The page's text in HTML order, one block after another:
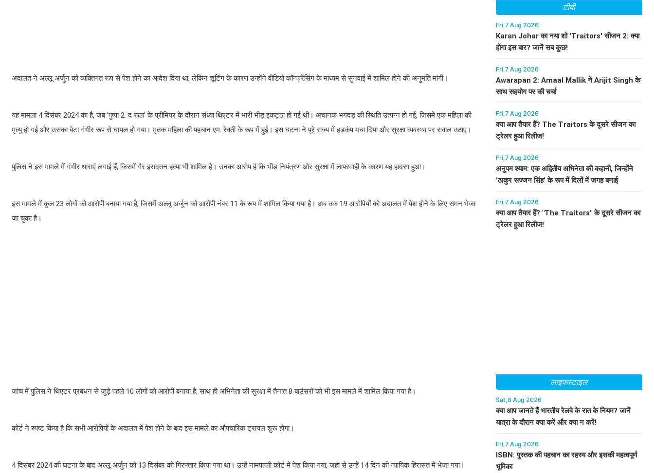
अदालत ने अल्लू अर्जुन को व्यक्तिगत रूप से पेश होने का आदेश दिया था, लेकिन शूटिंग के कारण उन्होंने वीडियो कॉन्फ्रेंसिंग के माध्यम से सुनवाई में शामिल होने की अनुमति मांगी।
यह मामला 4 दिसंबर 2024 का है, जब 'पुष्पा 2: द रूल' के प्रीमियर के दौरान संध्या थिएटर में भारी भीड़ इकट्ठा हो गई थी। अचानक भगदड़ की स्थिति उत्पन्न हो गई, जिसमें एक महिला की
मृत्यु हो गई और उसका बेटा गंभीर रूप से घायल हो गया। मृतक महिला की पहचान एम. रेवती के रूप में हुई। इस घटना ने पूरे राज्य में हड़कंप मचा दिया और सुरक्षा व्यवस्था पर सवाल उठाए।
पुलिस ने इस मामले में गंभीर धाराएं लगाई हैं, जिसमें गैर इरादतन हत्या भी शामिल है। उनका आरोप है कि भीड़ नियंत्रण और सुरक्षा में लापरवाही के कारण यह हादसा हुआ।
इस मामले में कुल 23 लोगों को आरोपी बनाया गया है, जिसमें अल्लू अर्जुन को आरोपी नंबर 11 के रूप में शामिल किया गया है। अब तक 19 आरोपियों को अदालत में पेश होने के लिए समन भेजा
जा चुका है।
जांच में पुलिस ने थिएटर प्रबंधन से जुड़े पहले 10 लोगों को आरोपी बनाया है, साथ ही अभिनेता की सुरक्षा में तैनात 8 बाउंसरों को भी इस मामले में शामिल किया गया है।
कोर्ट ने स्पष्ट किया है कि सभी आरोपियों के अदालत में पेश होने के बाद इस मामले का औपचारिक ट्रायल शुरू होगा।
4 दिसंबर 2024 की घटना के बाद अल्लू अर्जुन को 13 दिसंबर को गिरफ्तार किया गया था। उन्हें नामपल्ली कोर्ट में पेश किया गया, जहां से उन्हें 14 दिन की न्यायिक हिरासत में भेजा गया।
टीवी
Fri,7 Aug 2026
Karan Johar का नया शो 'Traitors' सीजन 2: क्या
होगा इस बार? जानें सब कुछ!
Fri,7 Aug 2026
Awarapan 2: Amaal Mallik ने Arijit Singh के
साथ सहयोग पर की चर्चा
Fri,7 Aug 2026
क्या आप तैयार हैं? The Traitors के दूसरे सीजन का
ट्रेलर हुआ रिलीज!
Fri,7 Aug 2026
अनुपम श्याम: एक अद्वितीय अभिनेता की कहानी, जिन्होंने
'ठाकुर सज्जन सिंह' के रूप में दिलों में जगह बनाई
Fri,7 Aug 2026
क्या आप तैयार हैं? "The Traitors" के दूसरे सीजन का
ट्रेलर हुआ रिलीज!
लाइफस्टाइल
Sat,8 Aug 2026
क्या आप जानते हैं भारतीय रेलवे के रात के नियम? जानें
यात्रा के दौरान क्या करें और क्या न करें!
Fri,7 Aug 2026
ISBN: पुस्तक की पहचान का रहस्य और इसकी महत्वपूर्ण
भूमिका